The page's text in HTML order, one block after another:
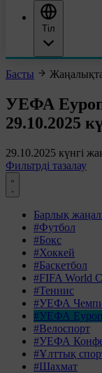
Тіл
Басты
УЕФА
29.10.2025
29.10.2025 күнгі
Фильтрді тазалау
Барлық
#Футбол
#Бокс
#Хоккей
#Баскетбол
#FIFA World
#Теннис
#УЕФА
#УЕФА
#Велоспорт
#УЕФА
#Ұлттық
#Шахмат